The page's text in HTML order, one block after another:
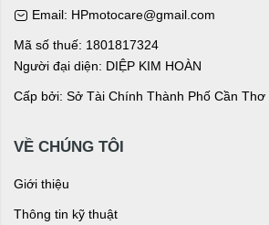
Email: HPmotocare@gmail.com
Mã số thuế: 1801817324
Người đại diện: DIỆP KIM HOÀN
Cấp bởi: Sở Tài Chính Thành Phố Cần
VỀ CHÚNG TÔI
Giới thiệu
Thông tin kỹ thuật